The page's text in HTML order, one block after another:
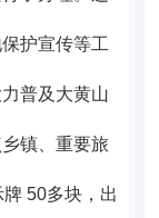
护宣传等工
普及大黄山
镇、重要旅
牌 50多块，出